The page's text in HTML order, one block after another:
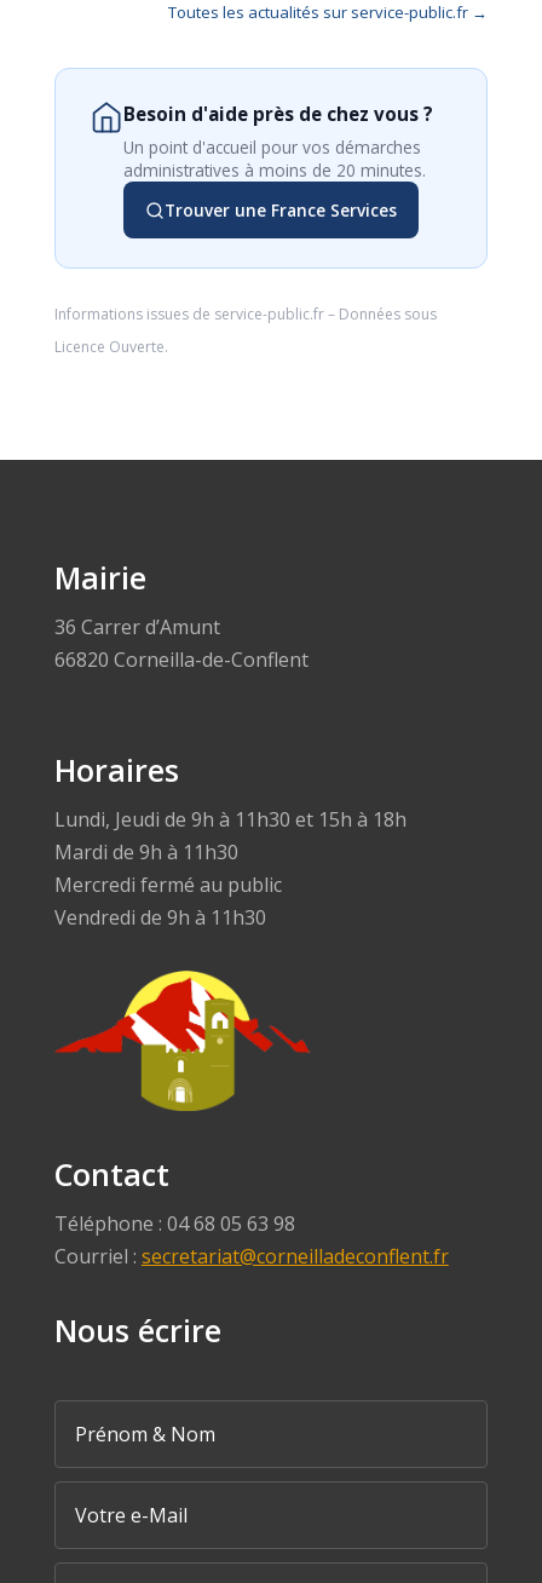
Toutes les actualités sur service-public.fr →
Besoin d'aide près de chez vous ?
Un point d'accueil pour vos démarches
administratives à moins de 20 minutes.
Trouver une France Services
Informations issues de service-public.fr– Données sous
Licence Ouverte.
Mairie
36 Carrer d’Amunt
66820 Corneilla-de-Conflent
Horaires
Lundi, Jeudi de 9h à 11h30 et 15h à 18h
Mardi de 9h à 11h30
Mercredi fermé au public
Vendredi de 9h à 11h30
Contact
Téléphone : 04 68 05 63 98
Courriel : secretariat@corneilladeconflent.fr
Nous écrire